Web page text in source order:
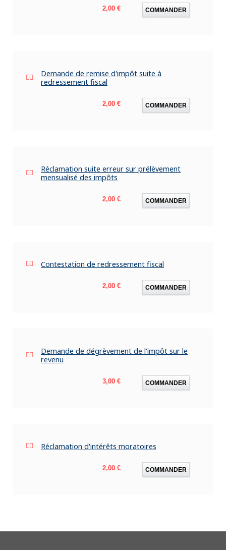
Prix
2,00 € COMMANDER
Demande de remise d'impôt suite à
redressement fiscal
Prix
2,00 € COMMANDER
Réclamation suite erreur sur prélèvement
mensualisé des impôts
Prix
2,00 € COMMANDER
Contestation de redressement fiscal
Prix
2,00 € COMMANDER
Demande de dégrèvement de l'impôt sur le
revenu
Prix
3,00 € COMMANDER
Réclamation d'intérêts moratoires
Prix
2,00 € COMMANDER